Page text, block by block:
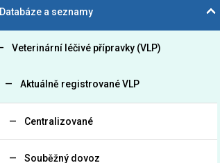
Databáze a seznamy
Veterinární léčivé přípravky (VLP)
Aktuálně registrované VLP
Centralizované
Souběžný dovoz